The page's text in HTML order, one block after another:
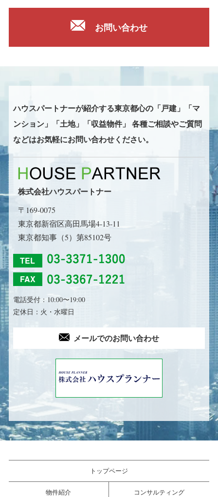
お問い合わせ
ハウスパートナーが紹介する東京都心の「戸建」「マ
ンション」「土地」「収益物件」 各種ご相談やご質問
などはお気軽にお問い合わせください。
株式会社ハウスパートナー
〒169-0075
東京都新宿区高田馬場4-13-11
東京都知事（5）第85102号
TEL
FAX
電話受付：10:00〜19:00
定休日：火・水曜日
メールでのお問い合わせ
トップページ
物件紹介 コンサルティング